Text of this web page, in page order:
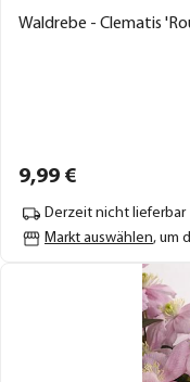
Waldrebe - Clematis
9,99 €
Derzeit nicht lieferbar
Markt auswählen, um